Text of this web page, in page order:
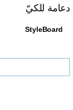
دعامة للكيّ
StyleBoard